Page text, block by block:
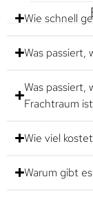
Wie schnell
Was passiert,
Was passiert,
Frachtraum
Wie viel
Warum gibt